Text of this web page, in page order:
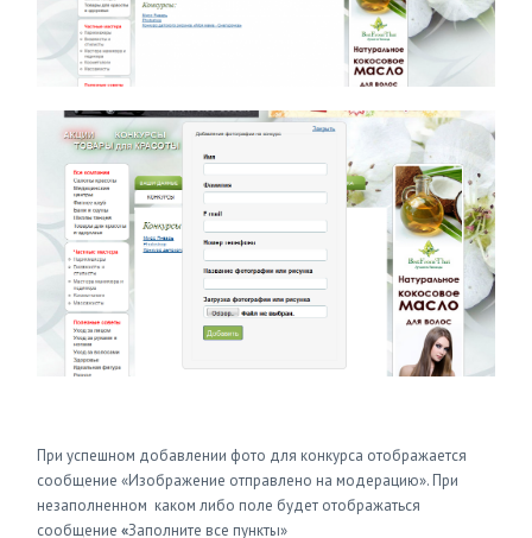
При успешном добавлении фото для конкурса отображается
сообщение «Изображение отправлено на модерацию». При
незаполненном каком либо поле будет отображаться
сообщение «Заполните все пункты»